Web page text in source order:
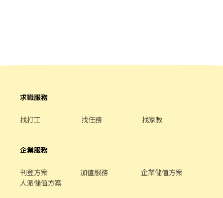
求職服務
找打工 找任務 找家教
企業服務
刊登方案 加值服務
企業儲值方案
人派儲值方案